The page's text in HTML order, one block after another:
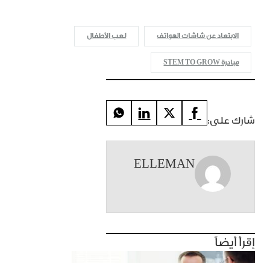
الابتعاد عن شاشات الهواتف لعب الأطفال
مبادرة STEM TO GROW
شارك على:
ELLEMAN
إقرأ أيضاً